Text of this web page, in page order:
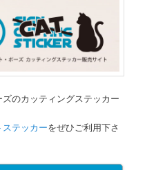
のカッティングステッカー
ステッカーをぜひご利用下さ